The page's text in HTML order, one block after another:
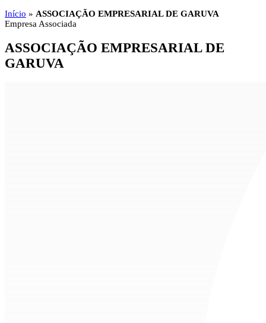
Início » ASSOCIAÇÃO EMPRESARIAL DE GARUVA
Empresa Associada
ASSOCIAÇÃO EMPRESARIAL DE
GARUVA